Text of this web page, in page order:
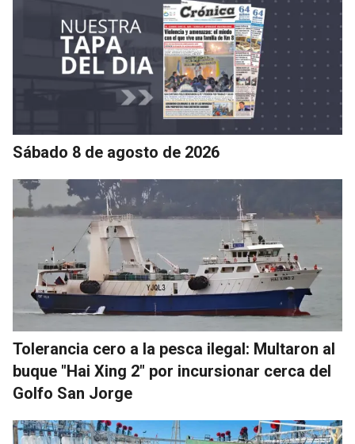
Sábado 8 de agosto de 2026
Tolerancia cero a la pesca ilegal: Multaron al
buque "Hai Xing 2" por incursionar cerca del
Golfo San Jorge